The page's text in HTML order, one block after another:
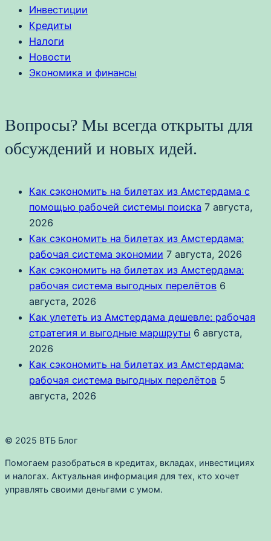
Инвестиции
Кредиты
Налоги
Новости
Экономика и финансы
Вопросы? Мы всегда открыты для
обсуждений и новых идей.
Как сэкономить на билетах из Амстердама с
помощью рабочей системы поиска 7 августа,
2026
Как сэкономить на билетах из Амстердама:
рабочая система экономии 7 августа, 2026
Как сэкономить на билетах из Амстердама:
рабочая система выгодных перелётов 6
августа, 2026
Как улететь из Амстердама дешевле: рабочая
стратегия и выгодные маршруты 6 августа,
2026
Как сэкономить на билетах из Амстердама:
рабочая система выгодных перелётов 5
августа, 2026
© 2025 ВТБ Блог
Помогаем разобраться в кредитах, вкладах, инвестициях
и налогах. Актуальная информация для тех, кто хочет
управлять своими деньгами с умом.